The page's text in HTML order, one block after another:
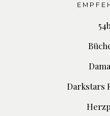
Darkstars